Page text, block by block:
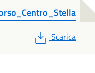
PDF
Scarica